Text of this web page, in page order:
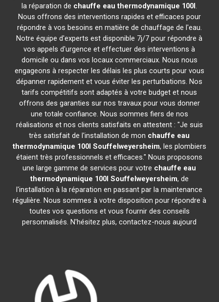
la réparation de chauffe eau thermodynamique 100l.
Nous offrons des interventions rapides et efficaces pour
répondre à vos besoins en matière de chauffage de l'eau.
Notre équipe d'experts est disponible 7j/7 pour répondre à
vos appels d'urgence et effectuer des interventions à
domicile ou dans vos locaux commerciaux. Nous nous
engageons à respecter les délais les plus courts pour vous
dépanner rapidement et vous éviter les perturbations. Nos
tarifs compétitifs sont adaptés à votre budget et nous
offrons des garanties sur nos travaux pour vous donner
une totale confiance. Nous sommes fiers de nos
réalisations et nos clients satisfaits en attestent : "Je suis
très satisfait de l'installation de mon chauffe eau
thermodynamique 100l Souffelweyersheim, les plombiers
étaient très professionnels et efficaces." Nous proposons
une large gamme de services pour votre chauffe eau
thermodynamique 100l Souffelweyersheim, de
l'installation à la réparation en passant par la maintenance
régulière. Nous sommes à votre disposition pour répondre à
toutes vos questions et vous fournir des conseils
personnalisés. N'hésitez plus, contactez-nous aujourd